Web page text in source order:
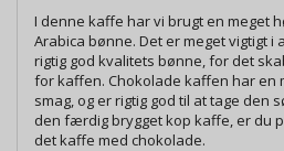
I denne kaffe har vi brugt en meget
Arabica bønne. Det er meget vigtigt i
rigtig god kvalitets bønne, for det
for kaffen. Chokolade kaffen har en
smag, og er rigtig god til at tage den
den færdig brygget kop kaffe, er du
det kaffe med chokolade.